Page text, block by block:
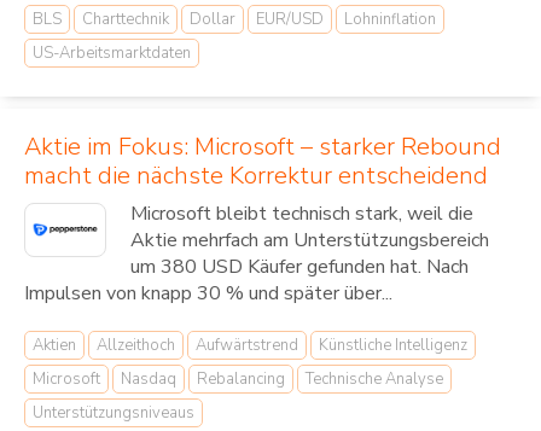
BLS Charttechnik Dollar EUR/USD
Lohninflation
US-Arbeitsmarktdaten
Aktie im Fokus: Microsoft – starker Rebound
macht die nächste Korrektur entscheidend
Microsoft bleibt technisch stark, weil die
Aktie mehrfach am Unterstützungsbereich
um 380 USD Käufer gefunden hat. Nach
Impulsen von knapp 30 % und später über...
Aktien Allzeithoch Aufwärtstrend
Künstliche Intelligenz
Microsoft
Nasdaq Rebalancing
Technische Analyse
Unterstützungsniveaus